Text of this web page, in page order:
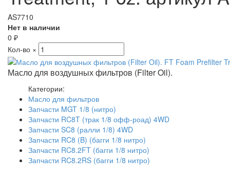
AS7710
Нет в наличии
0 ₽
Кол-во ×
Масло для воздушных фильтров (Filter Oil).
Категории:
Масло для фильтров
Запчасти MGT 1/8 (нитро)
Запчасти RC8T (трак 1/8 офф-роад) 4WD
Запчасти SC8 (ралли 1/8) 4WD
Запчасти RC8 (B) (багги 1/8 нитро)
Запчасти RC8.2FT (багги 1/8 нитро)
Запчасти RC8.2RS (багги 1/8 нитро)